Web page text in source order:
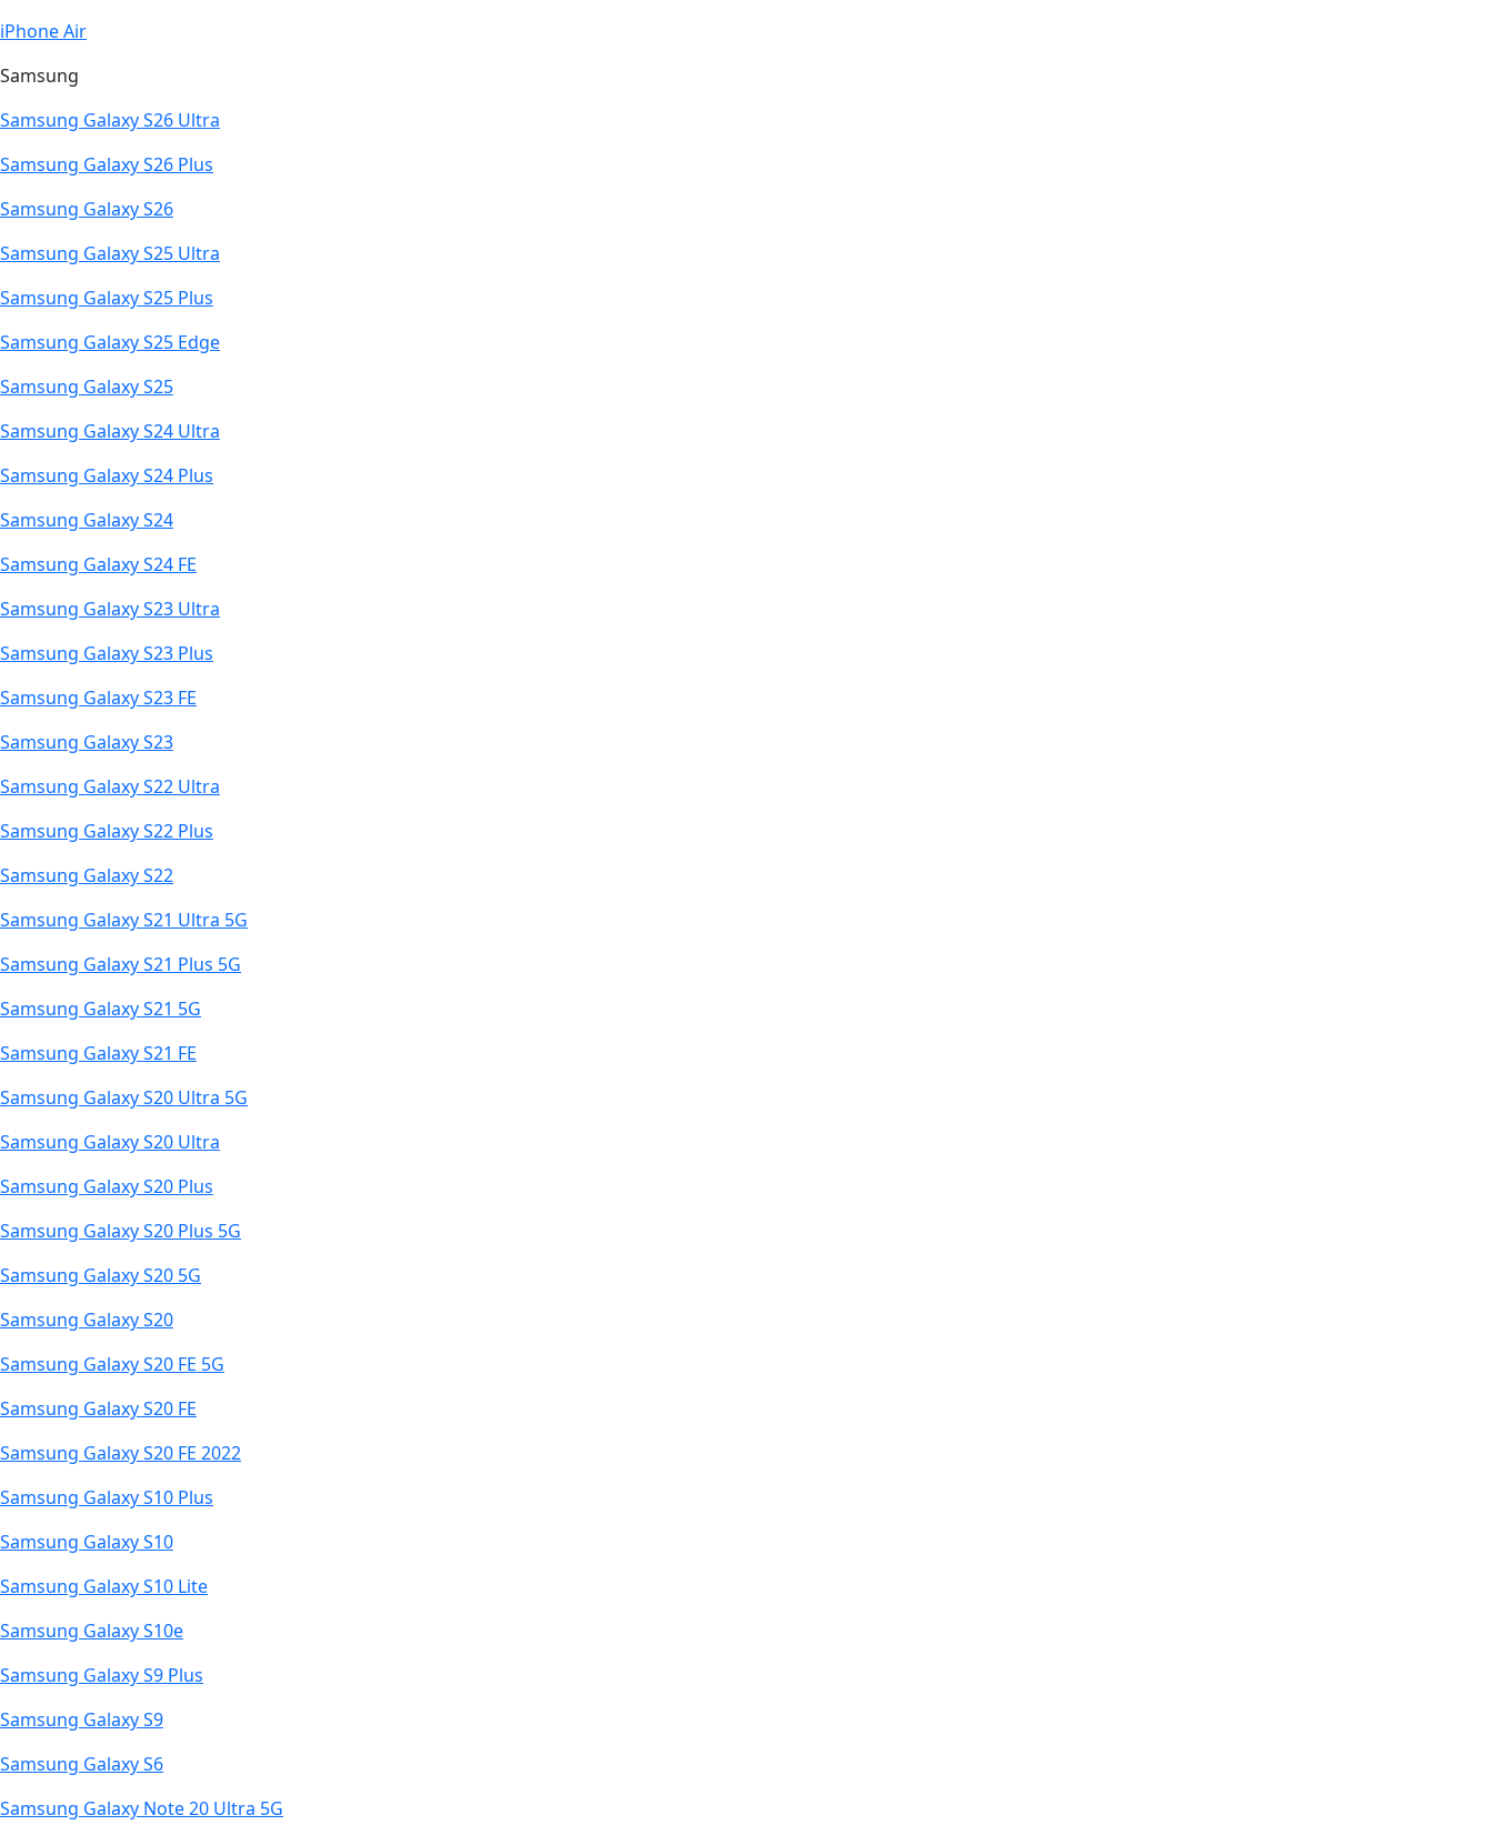
iPhone Air
Samsung
Samsung Galaxy S26 Ultra
Samsung Galaxy S26 Plus
Samsung Galaxy S26
Samsung Galaxy S25 Ultra
Samsung Galaxy S25 Plus
Samsung Galaxy S25 Edge
Samsung Galaxy S25
Samsung Galaxy S24 Ultra
Samsung Galaxy S24 Plus
Samsung Galaxy S24
Samsung Galaxy S24 FE
Samsung Galaxy S23 Ultra
Samsung Galaxy S23 Plus
Samsung Galaxy S23 FE
Samsung Galaxy S23
Samsung Galaxy S22 Ultra
Samsung Galaxy S22 Plus
Samsung Galaxy S22
Samsung Galaxy S21 Ultra 5G
Samsung Galaxy S21 Plus 5G
Samsung Galaxy S21 5G
Samsung Galaxy S21 FE
Samsung Galaxy S20 Ultra 5G
Samsung Galaxy S20 Ultra
Samsung Galaxy S20 Plus
Samsung Galaxy S20 Plus 5G
Samsung Galaxy S20 5G
Samsung Galaxy S20
Samsung Galaxy S20 FE 5G
Samsung Galaxy S20 FE
Samsung Galaxy S20 FE 2022
Samsung Galaxy S10 Plus
Samsung Galaxy S10
Samsung Galaxy S10 Lite
Samsung Galaxy S10e
Samsung Galaxy S9 Plus
Samsung Galaxy S9
Samsung Galaxy S6
Samsung Galaxy Note 20 Ultra 5G